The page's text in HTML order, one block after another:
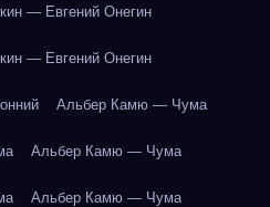
— Евгений Онегин
— Евгений Онегин
Альбер Камю — Чума
Альбер Камю — Чума
Альбер Камю — Чума